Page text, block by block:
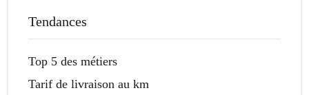
Tendances
Top 5 des métiers
Tarif de livraison au km